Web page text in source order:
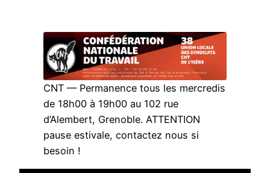
CNT — Permanence tous les mercredis
de 18h00 à 19h00 au 102 rue
d’Alembert, Grenoble. ATTENTION
pause estivale, contactez nous si
besoin !